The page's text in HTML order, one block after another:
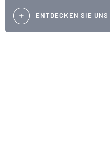
ENTDECKEN SIE UNS